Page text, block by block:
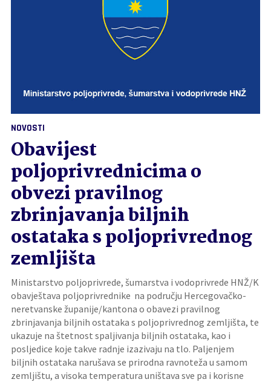
NOVOSTI
Obavijest
poljoprivrednicima o
obvezi pravilnog
zbrinjavanja biljnih
ostataka s poljoprivrednog
zemljišta
Ministarstvo poljoprivrede, šumarstva i vodoprivrede HNŽ/K
obavještava poljoprivrednike na području Hercegovačko-
neretvanske županije/kantona o obavezi pravilnog
zbrinjavanja biljnih ostataka s poljoprivrednog zemljišta, te
ukazuje na štetnost spaljivanja biljnih ostataka, kao i
posljedice koje takve radnje izazivaju na tlo. Paljenjem
biljnih ostataka narušava se prirodna ravnoteža u samom
zemljištu, a visoka temperatura uništava sve pa i korisne